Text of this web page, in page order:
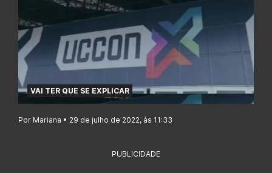
VAI TER QUE SE EXPLICAR
Por Mariana • 29 de julho de 2022, às 11:33
PUBLICIDADE